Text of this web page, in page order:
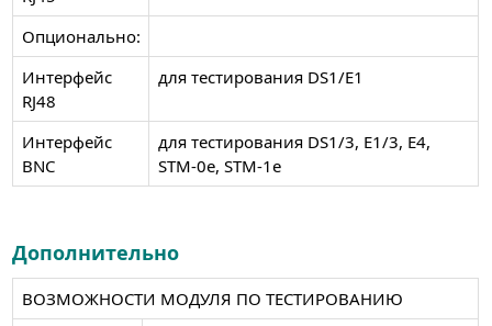
Опционально:
Интерфейс
RJ48
для тестирования DS1/Е1
Интерфейс
BNC
для тестирования DS1/3, E1/3, E4,
STM-0e, STM-1e
Дополнительно
ВОЗМОЖНОСТИ МОДУЛЯ ПО ТЕСТИРОВАНИЮ